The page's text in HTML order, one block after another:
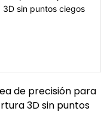
de precisión para
3D sin puntos